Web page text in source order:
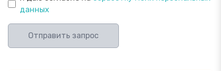
данных
Отправить запрос